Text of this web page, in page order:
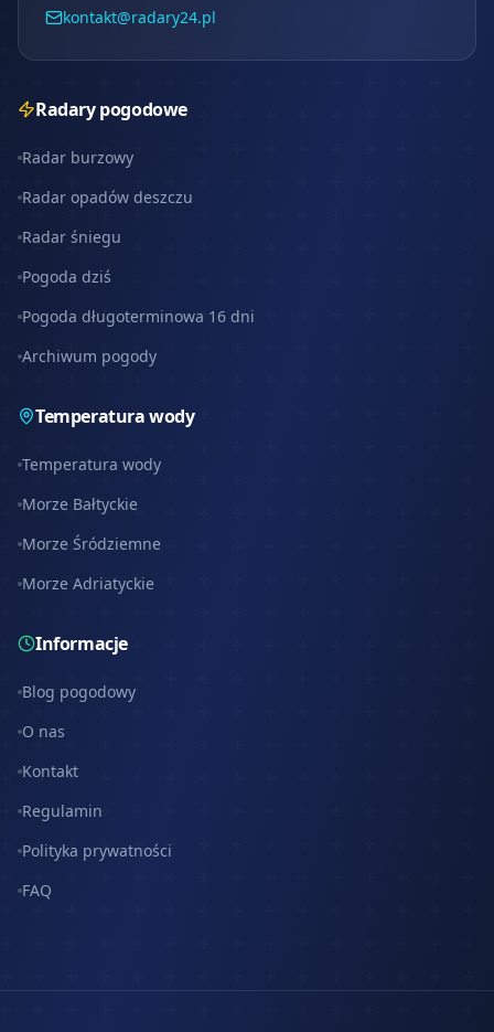
kontakt@radary24.pl
Radary pogodowe
Radar burzowy
Radar opadów deszczu
Radar śniegu
Pogoda dziś
Pogoda długoterminowa 16 dni
Archiwum pogody
Temperatura wody
Temperatura wody
Morze Bałtyckie
Morze Śródziemne
Morze Adriatyckie
Informacje
Blog pogodowy
O nas
Kontakt
Regulamin
Polityka prywatności
FAQ